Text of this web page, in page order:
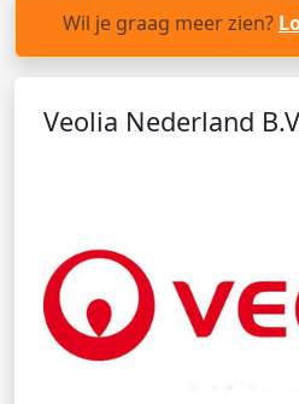
Wil je graag meer zien?
Veolia Nederland